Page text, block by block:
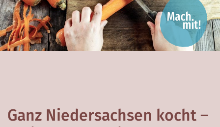
Ganz Niedersachsen kocht –